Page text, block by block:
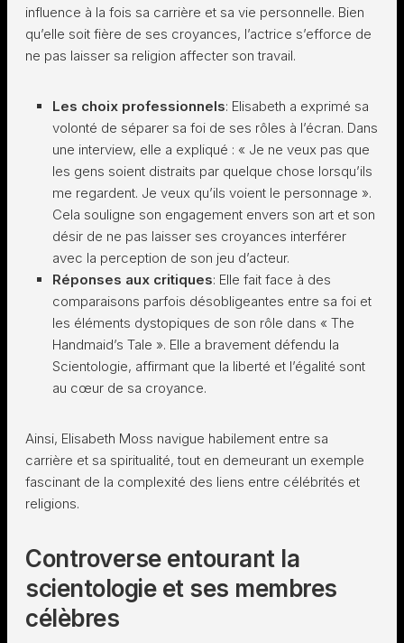
influence à la fois sa carrière et sa vie personnelle. Bien
qu’elle soit fière de ses croyances, l’actrice s’efforce de
ne pas laisser sa religion affecter son travail.
Les choix professionnels: Elisabeth a exprimé sa
volonté de séparer sa foi de ses rôles à l’écran. Dans
une interview, elle a expliqué : « Je ne veux pas que
les gens soient distraits par quelque chose lorsqu’ils
me regardent. Je veux qu’ils voient le personnage ».
Cela souligne son engagement envers son art et son
désir de ne pas laisser ses croyances interférer
avec la perception de son jeu d’acteur.
Réponses aux critiques: Elle fait face à des
comparaisons parfois désobligeantes entre sa foi et
les éléments dystopiques de son rôle dans « The
Handmaid’s Tale ». Elle a bravement défendu la
Scientologie, affirmant que la liberté et l’égalité sont
au cœur de sa croyance.
Ainsi, Elisabeth Moss navigue habilement entre sa
carrière et sa spiritualité, tout en demeurant un exemple
fascinant de la complexité des liens entre célébrités et
religions.
Controverse entourant la
scientologie et ses membres
célèbres